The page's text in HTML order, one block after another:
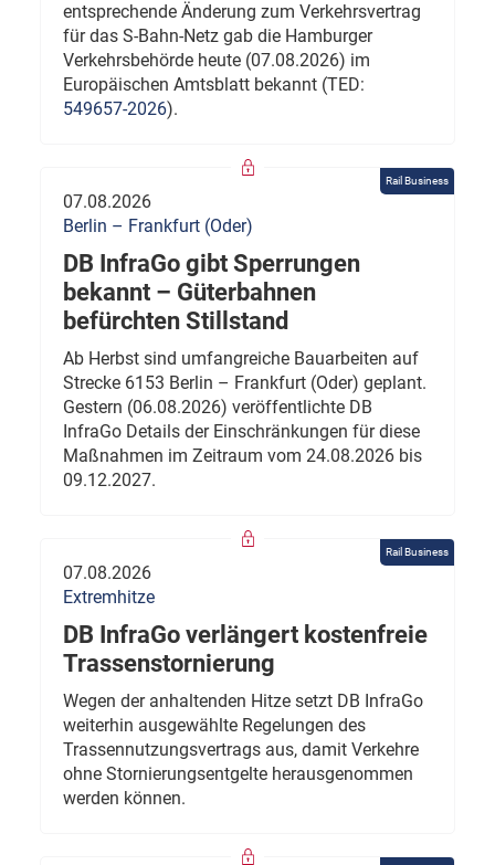
entsprechende Änderung zum Verkehrsvertrag
für das S-Bahn-Netz gab die Hamburger
Verkehrsbehörde heute (07.08.2026) im
Europäischen Amtsblatt bekannt (TED:
549657-2026).
Rail Business
07.08.2026
Berlin – Frankfurt (Oder)
DB InfraGo gibt Sperrungen
bekannt – Güterbahnen
befürchten Stillstand
Ab Herbst sind umfangreiche Bauarbeiten auf
Strecke 6153 Berlin – Frankfurt (Oder) geplant.
Gestern (06.08.2026) veröffentlichte DB
InfraGo Details der Einschränkungen für diese
Maßnahmen im Zeitraum vom 24.08.2026 bis
09.12.2027.
Rail Business
07.08.2026
Extremhitze
DB InfraGo verlängert kostenfreie
Trassenstornierung
Wegen der anhaltenden Hitze setzt DB InfraGo
weiterhin ausgewählte Regelungen des
Trassennutzungsvertrags aus, damit Verkehre
ohne Stornierungsentgelte herausgenommen
werden können.